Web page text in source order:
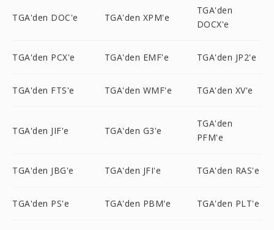
TGA'den DOC'e TGA'den XPM'e
TGA'den
DOCX'e
TGA'den PCX'e TGA'den EMF'e TGA'den JP2'e
TGA'den FTS'e TGA'den WMF'e TGA'den XV'e
TGA'den JIF'e TGA'den G3'e
TGA'den
PFM'e
TGA'den JBG'e TGA'den JFI'e TGA'den RAS'e
TGA'den PS'e TGA'den PBM'e TGA'den PLT'e